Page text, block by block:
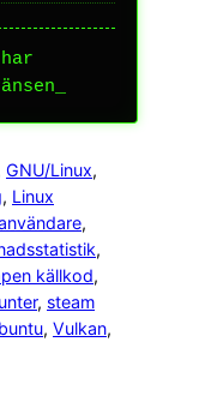
GNU/Linux
, Linux
källkod
, steam
, Vulkan